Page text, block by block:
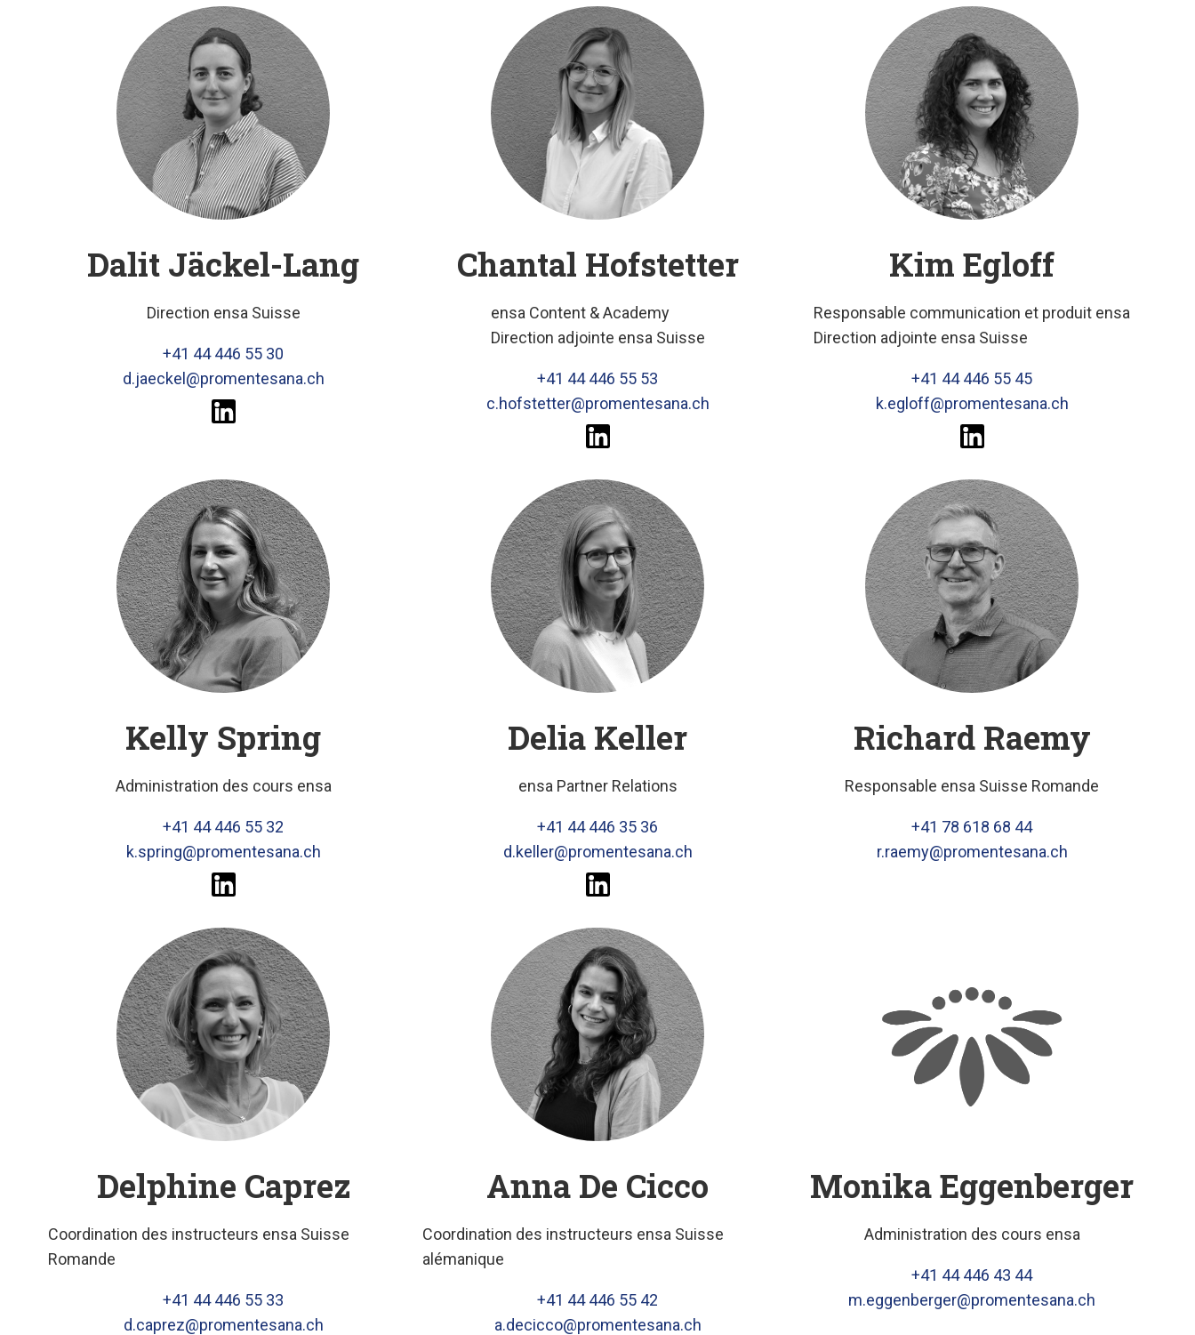
Dalit Jäckel-Lang
Direction ensa Suisse
+41 44 446 55 30
d.jaeckel@promentesana.ch
Chantal Hofstetter
ensa Content & Academy
Direction adjointe ensa Suisse
+41 44 446 55 53
c.hofstetter@promentesana.ch
Kim Egloff
Responsable communication et produit ensa
Direction adjointe ensa Suisse
+41 44 446 55 45
k.egloff@promentesana.ch
Kelly Spring
Administration des cours ensa
+41 44 446 55 32
k.spring@promentesana.ch
Delia Keller
ensa Partner Relations
+41 44 446 35 36
d.keller@promentesana.ch
Richard Raemy
Responsable ensa Suisse Romande
+41 78 618 68 44
r.raemy@promentesana.ch
Delphine Caprez
Coordination des instructeurs ensa Suisse
Romande
+41 44 446 55 33
d.caprez@promentesana.ch
Anna De Cicco
Coordination des instructeurs ensa Suisse
alémanique
+41 44 446 55 42
a.decicco@promentesana.ch
Monika Eggenberger
Administration des cours ensa
+41 44 446 43 44
m.eggenberger@promentesana.ch